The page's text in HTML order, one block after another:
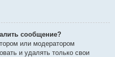
сообщение?
или модератором
и удалять только свои